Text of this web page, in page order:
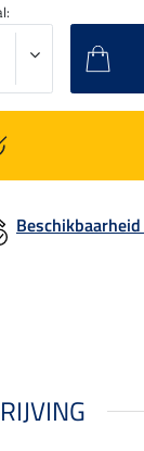
Beschikbaarheid